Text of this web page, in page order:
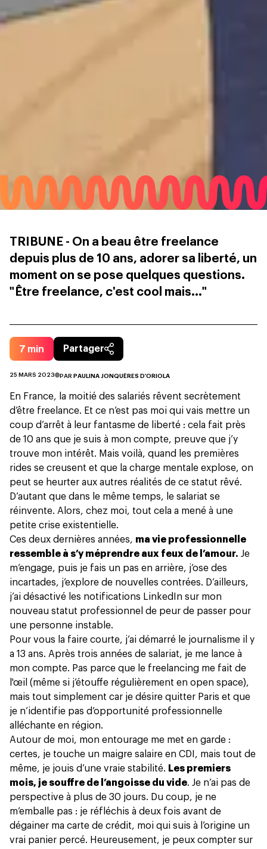
TRIBUNE - On a beau être freelance
depuis plus de 10 ans, adorer sa liberté, un
moment on se pose quelques questions.
"Être freelance, c'est cool mais..."
7 min Partager
25 MARS 2023 PAR PAULINA JONQUÈRES D'ORIOLA
En France, la moitié des salariés rêvent secrètement
d’être freelance. Et ce n’est pas moi qui vais mettre un
coup d’arrêt à leur fantasme de liberté : cela fait près
de 10 ans que je suis à mon compte, preuve que j’y
trouve mon intérêt. Mais voilà, quand les premières
rides se creusent et que la charge mentale explose, on
peut se heurter aux autres réalités de ce statut rêvé.
D’autant que dans le même temps, le salariat se
réinvente. Alors, chez moi, tout cela a mené à une
petite crise existentielle.
Ces deux dernières années, ma vie professionnelle
ressemble à s’y méprendre aux feux de l’amour. Je
m’engage, puis je fais un pas en arrière, j’ose des
incartades, j’explore de nouvelles contrées. D’ailleurs,
j’ai désactivé les notifications LinkedIn sur mon
nouveau statut professionnel de peur de passer pour
une personne instable.
Pour vous la faire courte, j’ai démarré le journalisme il y
a 13 ans. Après trois années de salariat, je me lance à
mon compte. Pas parce que le freelancing me fait de
l'œil (même si j’étouffe régulièrement en open space),
mais tout simplement car je désire quitter Paris et que
je n’identifie pas d’opportunité professionnelle
alléchante en région.
Autour de moi, mon entourage me met en garde :
certes, je touche un maigre salaire en CDI, mais tout de
même, je jouis d’une vraie stabilité. Les premiers
mois, je souffre de l’angoisse du vide. Je n’ai pas de
perspective à plus de 30 jours. Du coup, je ne
m’emballe pas : je réfléchis à deux fois avant de
dégainer ma carte de crédit, moi qui suis à l’origine un
vrai panier percé. Heureusement, je peux compter sur